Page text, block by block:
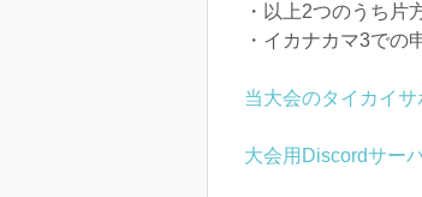
・以上2つのうち片
・イカナカマ3での
当大会のタイカイサ
大会用Discordサー